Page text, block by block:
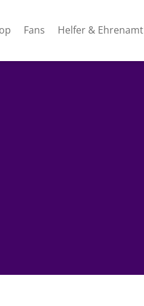
Fans Helfer & Ehrenamt